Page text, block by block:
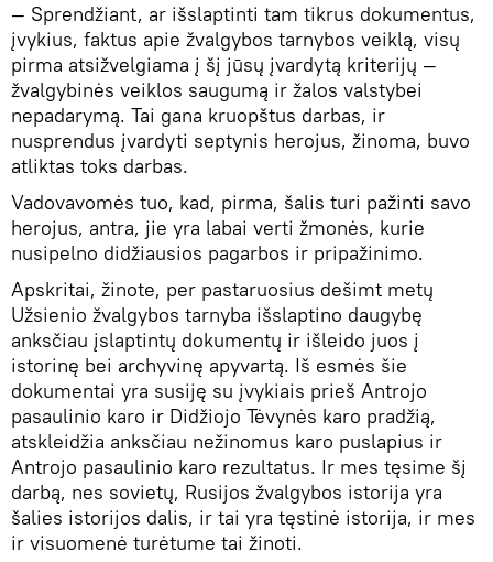
— Sprendžiant, ar išslaptinti tam tikrus dokumentus,
įvykius, faktus apie žvalgybos tarnybos veiklą, visų
pirma atsižvelgiama į šį jūsų įvardytą kriterijų —
žvalgybinės veiklos saugumą ir žalos valstybei
nepadarymą. Tai gana kruopštus darbas, ir
nusprendus įvardyti septynis herojus, žinoma, buvo
atliktas toks darbas.
Vadovavomės tuo, kad, pirma, šalis turi pažinti savo
herojus, antra, jie yra labai verti žmonės, kurie
nusipelno didžiausios pagarbos ir pripažinimo.
Apskritai, žinote, per pastaruosius dešimt metų
Užsienio žvalgybos tarnyba išslaptino daugybę
anksčiau įslaptintų dokumentų ir išleido juos į
istorinę bei archyvinę apyvartą. Iš esmės šie
dokumentai yra susiję su įvykiais prieš Antrojo
pasaulinio karo ir Didžiojo Tėvynės karo pradžią,
atskleidžia anksčiau nežinomus karo puslapius ir
Antrojo pasaulinio karo rezultatus. Ir mes tęsime šį
darbą, nes sovietų, Rusijos žvalgybos istorija yra
šalies istorijos dalis, ir tai yra tęstinė istorija, ir mes
ir visuomenė turėtume tai žinoti.